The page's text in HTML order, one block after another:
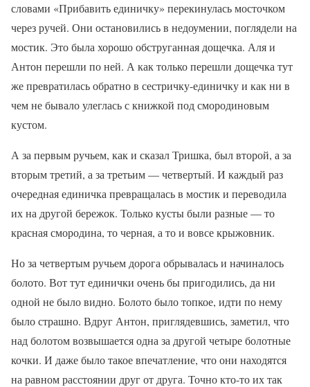
словами «Прибавить единичку» перекинулась мосточком
через ручей. Они остановились в недоумении, поглядели на
мостик. Это была хорошо обструганная дощечка. Аля и
Антон перешли по ней. А как только перешли дощечка тут
же превратилась обратно в сестричку-единичку и как ни в
чем не бывало улеглась с книжкой под смородиновым
кустом.
А за первым ручьем, как и сказал Тришка, был второй, а за
вторым третий, а за третьим — четвертый. И каждый раз
очередная единичка превращалась в мостик и переводила
их на другой бережок. Только кусты были разные — то
красная смородина, то черная, а то и вовсе крыжовник.
Но за четвертым ручьем дорога обрывалась и начиналось
болото. Вот тут единички очень бы пригодились, да ни
одной не было видно. Болото было топкое, идти по нему
было страшно. Вдруг Антон, приглядевшись, заметил, что
над болотом возвышается одна за другой четыре болотные
кочки. И даже было такое впечатление, что они находятся
на равном расстоянии друг от друга. Точно кто-то их так